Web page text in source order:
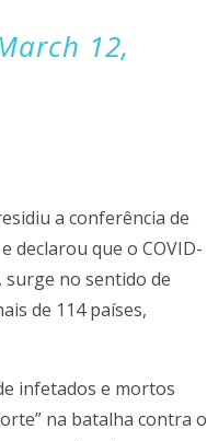
12,
a conferência de
declarou que o COVID-
surge no sentido de
de 114 países,
infetados e mortos
na batalha contra o